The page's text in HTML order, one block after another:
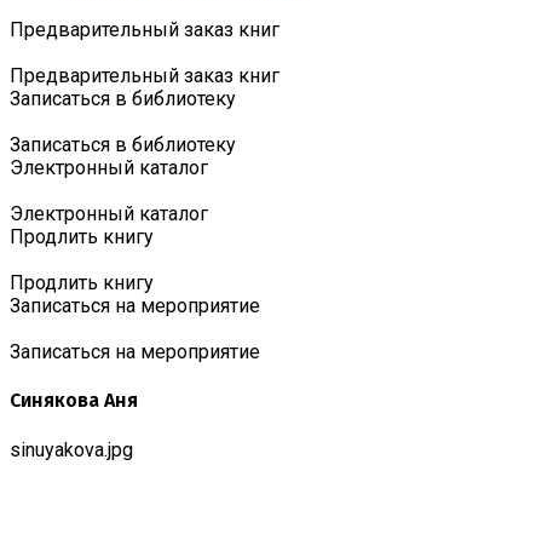
Предварительный заказ книг
Предварительный заказ книг
Записаться в библиотеку
Записаться в библиотеку
Электронный каталог
Электронный каталог
Продлить книгу
Продлить книгу
Записаться на мероприятие
Записаться на мероприятие
Синякова Аня
sinuyakova.jpg